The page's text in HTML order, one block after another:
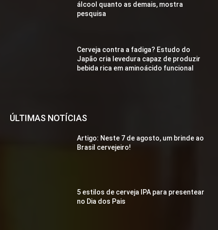
álcool quanto as demais, mostra
pesquisa
Cerveja contra a fadiga? Estudo do
Japão cria levedura capaz de produzir
bebida rica em aminoácido funcional
ÚLTIMAS NOTÍCIAS
Artigo: Neste 7 de agosto, um brinde ao
Brasil cervejeiro!
5 estilos de cerveja IPA para presentear
no Dia dos Pais